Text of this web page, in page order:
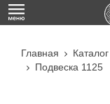
Главная
Каталог
Подвеска 1125